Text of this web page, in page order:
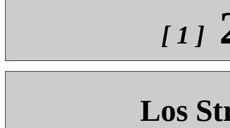
[ 1 ]
Los